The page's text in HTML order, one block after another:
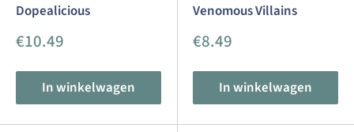
Dopealicious
Aanbiedingsprijs
€10.49
In winkelwagen
Venomous Villains
Aanbiedingsprijs
€8.49
In winkelwagen